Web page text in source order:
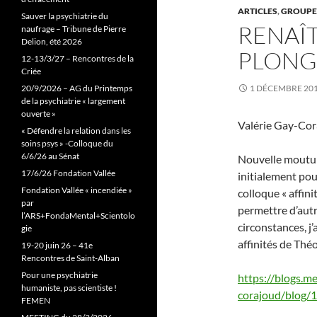
ARTICLES,
1 DÉCEMBRE
Valérie Gay-
Nouvelle
initialement
colloque «
permettre
circonstances,
affinités de
https://
corajoud/blog/
Sauver la psychiatrie du
naufrage – Tribune de Pierre
Delion, été 2026
12-13/3/27 – Rencontres de la
Criée
20/9/2026 – AG du Printemps
de la psychiatrie « largement
ouverte »
« Défendre la relation dans les
soins psys » -Colloque du
6/6/26 au Sénat
17/6/26 Fondation Vallée
Fondation Vallée « incendiée »
par
l’ARS+FondaMental+Scientolo
gie
19-20 juin 26 – 41e
Rencontres de Saint-Alban
Pour une psychiatrie
humaniste, pas scientiste !
FEMEN